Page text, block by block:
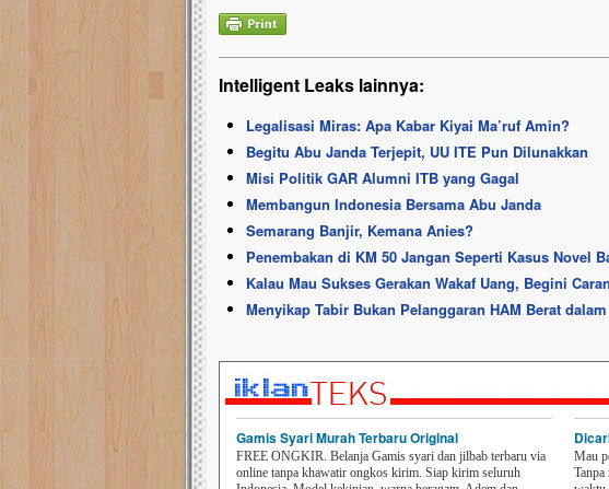
Intelligent Leaks lainnya:
Legalisasi Miras: Apa Kabar Kiyai Ma’ruf Amin?
Begitu Abu Janda Terjepit, UU ITE Pun Dilunakkan
Misi Politik GAR Alumni ITB yang Gagal
Membangun Indonesia Bersama Abu Janda
Semarang Banjir, Kemana Anies?
Penembakan di KM 50 Jangan Seperti Kasus Novel
Kalau Mau Sukses Gerakan Wakaf Uang, Begini
Menyikap Tabir Bukan Pelanggaran HAM Berat
Gamis Syari Murah Terbaru Original
FREE ONGKIR. Belanja Gamis syari dan jilbab terbaru via
online tanpa khawatir ongkos kirim. Siap kirim seluruh
Mau